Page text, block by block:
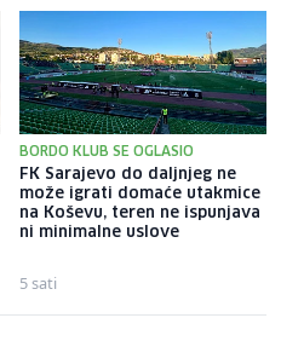
BORDO KLUB SE OGLASIO
FK Sarajevo do daljnjeg ne
može igrati domaće utakmice
na Koševu, teren ne ispunjava
ni minimalne uslove
5 sati